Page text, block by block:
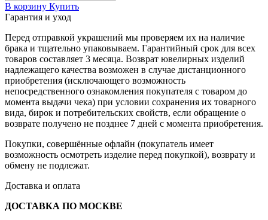
В корзину Купить
Гарантия и уход
Перед отправкой украшений мы проверяем их на наличие
брака и тщательно упаковываем. Гарантийный срок для всех
товаров составляет 3 месяца. Возврат ювелирных изделий
надлежащего качества возможен в случае дистанционного
приобретения (исключающего возможность
непосредственного ознакомления покупателя с товаром до
момента выдачи чека) при условии сохранения их товарного
вида, бирок и потребительских свойств, если обращение о
возврате получено не позднее 7 дней с момента приобретения.
Покупки, совершённые офлайн (покупатель имеет
возможность осмотреть изделие перед покупкой), возврату и
обмену не подлежат.
Доставка и оплата
ДОСТАВКА ПО МОСКВЕ